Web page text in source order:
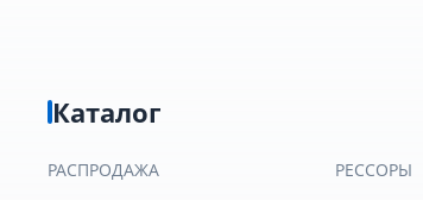
Каталог
РАСПРОДАЖА
РЕССОРЫ